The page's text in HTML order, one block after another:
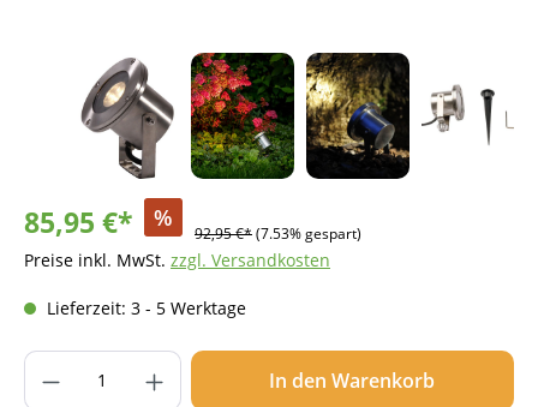
85,95 €* %
92,95 €*(7.53% gespart)
Preise inkl. MwSt. zzgl. Versandkosten
Lieferzeit: 3 - 5 Werktage
Produkt Anzahl: Gib den gewünschten
In den Warenkorb